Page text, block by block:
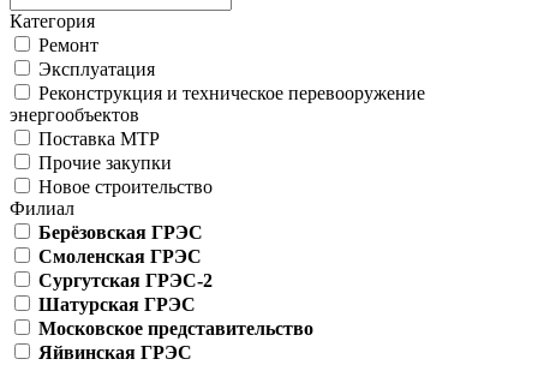
Категория
Ремонт
Эксплуатация
Реконструкция и техническое перевооружение
энергообъектов
Поставка МТР
Прочие закупки
Новое строительство
Филиал
Берёзовская ГРЭС
Смоленская ГРЭС
Сургутская ГРЭС-2
Шатурская ГРЭС
Московское представительство
Яйвинская ГРЭС